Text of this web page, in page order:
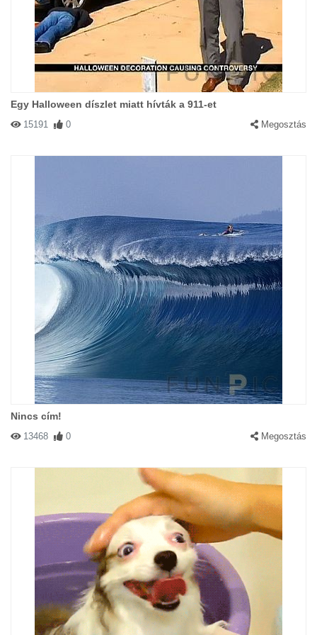
Egy Halloween díszlet miatt hívták a 911-et
15191 0 Megosztás
Nincs cím!
13468 0 Megosztás